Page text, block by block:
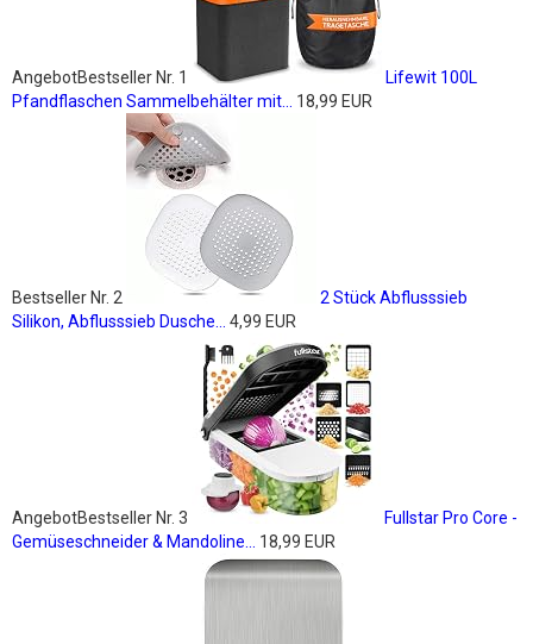
AngebotBestseller Nr. 1
Lifewit 100L
Pfandflaschen Sammelbehälter mit...
18,99 EUR
Bestseller Nr. 2
2 Stück Abflusssieb
Silikon, Abflusssieb Dusche...
4,99 EUR
AngebotBestseller Nr. 3
Fullstar Pro Core -
Gemüseschneider & Mandoline...
18,99 EUR